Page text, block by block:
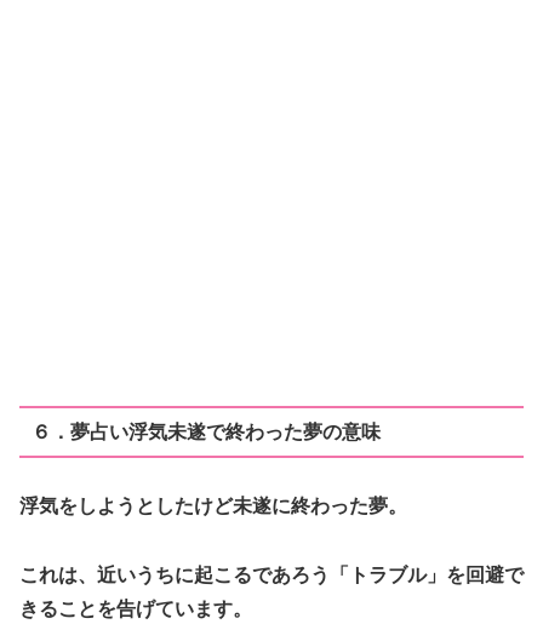
６．夢占い浮気未遂で終わった夢の意味
浮気をしようとしたけど未遂に終わった夢。
これは、近いうちに起こるであろう「トラブル」を回避で
きることを告げています。